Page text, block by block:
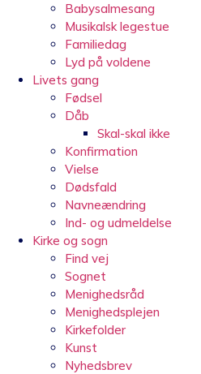
Babysalmesang
Musikalsk legestue
Familiedag
Lyd på voldene
Livets gang
Fødsel
Dåb
Skal-skal ikke
Konfirmation
Vielse
Dødsfald
Navneændring
Ind- og udmeldelse
Kirke og sogn
Find vej
Sognet
Menighedsråd
Menighedsplejen
Kirkefolder
Kunst
Nyhedsbrev